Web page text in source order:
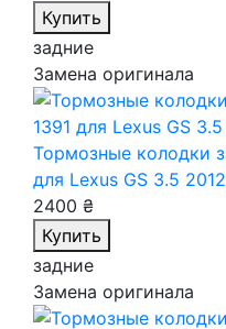
Купить
задние
Замена оригинала
Тормозные колодки
для Lexus GS 3.5
2400 ₴
Купить
задние
Замена оригинала